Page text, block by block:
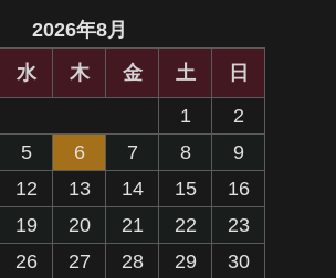
2026年8月
水 木 金 土
日
1
2
5 6 7 8
9
12 13 14 15
16
19 20 21 22
23
26 27 28 29
30